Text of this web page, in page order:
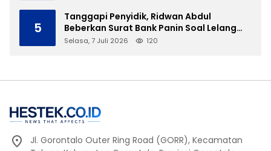
5
Tanggapi Penyidik, Ridwan Abdul
Beberkan Surat Bank Panin Soal Lelang
Aset Eks PLTD Isimu
Selasa, 7 Juli 2026 120
Jl. Gorontalo Outer Ring Road (GORR), Kecamatan